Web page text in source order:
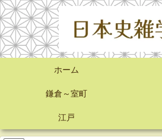
ホーム
鎌倉～室町
江戸